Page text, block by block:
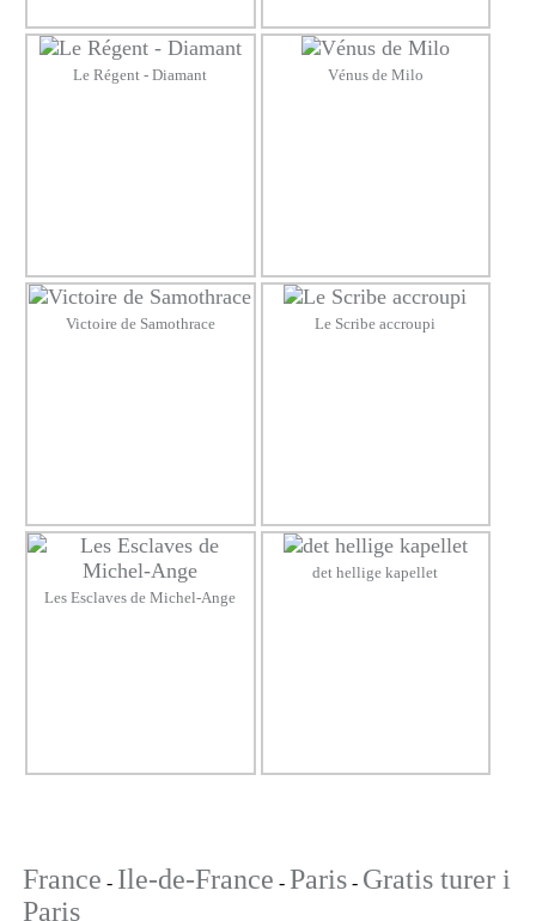
Le Régent - Diamant Vénus de Milo
Victoire de Samothrace Le Scribe accroupi
Les Esclaves de Michel-Ange
det hellige kapellet
France - Ile-de-France - Paris- Gratis turer i
Paris